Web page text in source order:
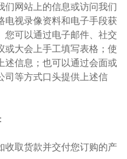
们网站上的信息或访问我们
电视录像资料和电子手段获
您可以通过电子邮件、社交
或大会上手工填写表格；使
述信息；也可以通过会面或
司等方式口头提供上述信
收取货款并交付您订购的产